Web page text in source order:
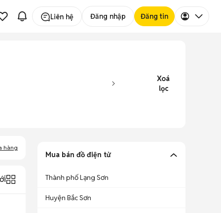
Liên hệ Đăng nhập Đăng tin
Xoá
lọc
hàng
Mua bán đồ điện tử
Thành phố Lạng Sơn
Huyện Bắc Sơn